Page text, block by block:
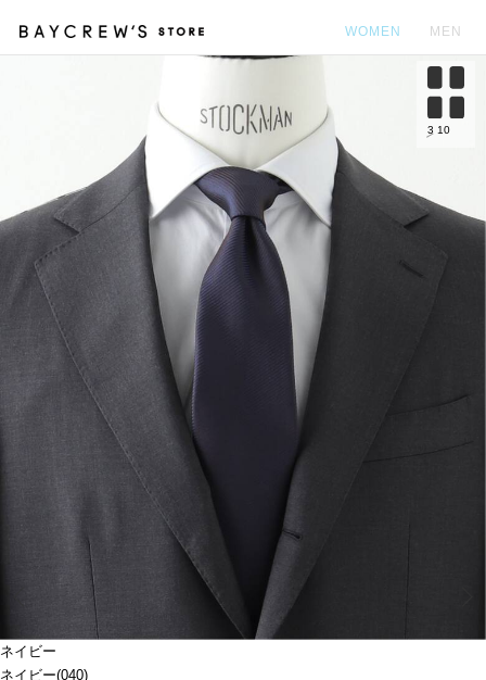
WOMEN MEN
ネイビー
ネイビー(040)
3 10